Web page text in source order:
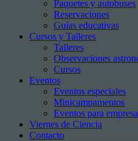
Paquetes y autobuses
Reservaciones
Guías educativas
Cursos y Talleres
Talleres
Observaciones
Cursos
Eventos
Eventos especiales
Minicampamentos
Eventos para
Viernes de Ciencia
Contacto